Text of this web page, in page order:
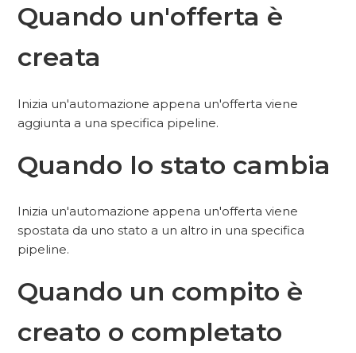
Quando un'offerta è
creata
Inizia un'automazione appena un'offerta viene
aggiunta a una specifica pipeline.
Quando lo stato cambia
Inizia un'automazione appena un'offerta viene
spostata da uno stato a un altro in una specifica
pipeline.
Quando un compito è
creato o completato